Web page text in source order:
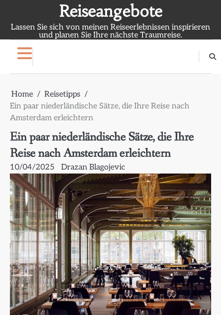
content
Reiseangebote
Lassen Sie sich von meinen Reiseerlebnissen inspirieren
und planen Sie Ihre nächste Traumreise.
Home
Reisetipps
Ein paar niederländische Sätze, die Ihre Reise nach
Amsterdam erleichtern
Ein paar niederländische Sätze, die Ihre
Reise nach Amsterdam erleichtern
10/04/2025 Drazan Blagojevic